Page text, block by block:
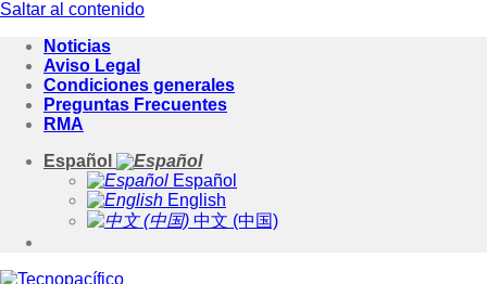
Saltar al contenido
Noticias
Aviso Legal
Condiciones generales
Preguntas Frecuentes
RMA
Español
Español
English
中文 (中国)